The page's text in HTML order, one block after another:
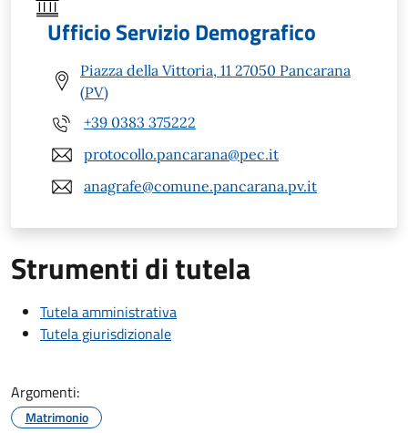
Ufficio Servizio Demografico
Piazza della Vittoria, 11 27050 Pancarana
(PV)
+39 0383 375222
protocollo.pancarana@pec.it
anagrafe@comune.pancarana.pv.it
Strumenti di tutela
Tutela amministrativa
Tutela giurisdizionale
Argomenti:
Matrimonio